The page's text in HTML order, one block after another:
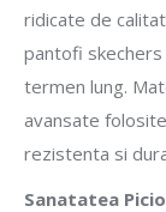
ridicate de
pantofi
termen lung.
avansate
rezistenta si
Sanatatea